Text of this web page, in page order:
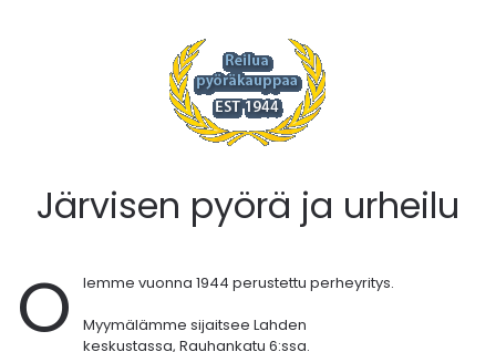
Järvisen pyörä ja urheilu
O
lemme vuonna 1944 perustettu perheyritys.
Myymälämme sijaitsee Lahden
keskustassa, Rauhankatu 6:ssa.